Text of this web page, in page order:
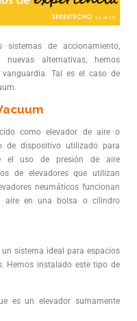
sistemas de accionamiento,
alternativas, hemos
Tal es el caso de
como elevador de aire o
de dispositivo utilizado para
el uso de presión de aire
de elevadores que utilizan
neumáticos funcionan
aire en una bolsa o cilindro
sistema ideal para espacios
Hemos instalado este tipo de
es un elevador sumamente